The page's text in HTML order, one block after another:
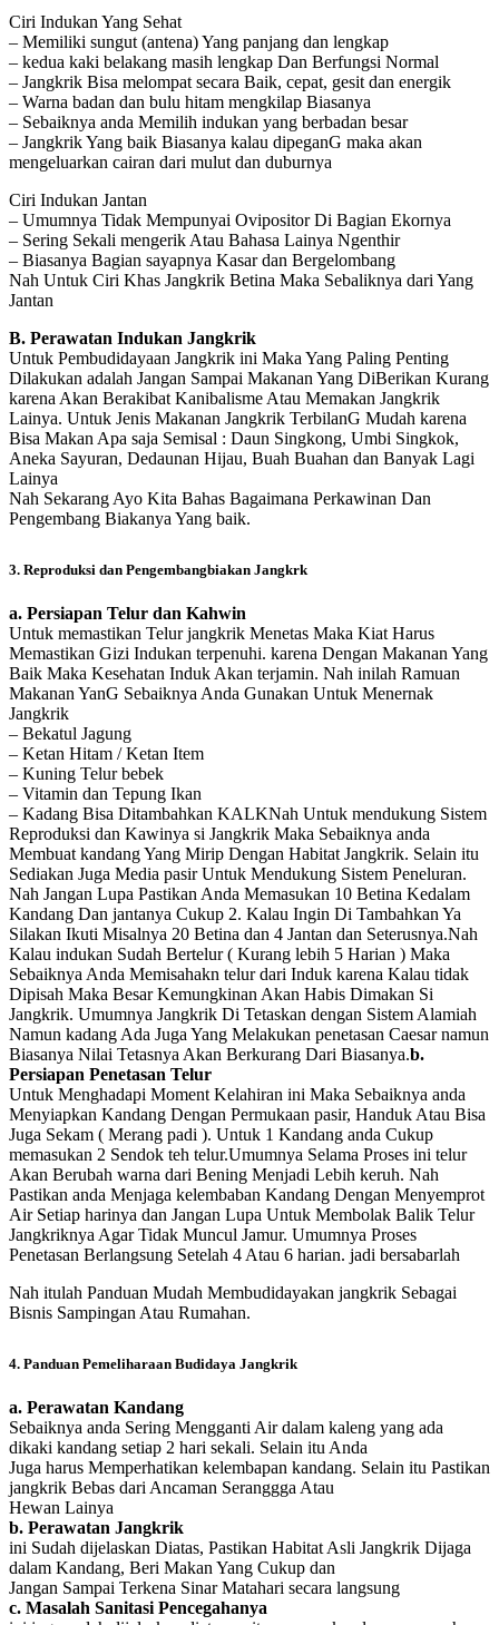
Ciri Indukan Yang Sehat
– Memiliki sungut (antena) Yang panjang dan lengkap
– kedua kaki belakang masih lengkap Dan Berfungsi Normal
– Jangkrik Bisa melompat secara Baik, cepat, gesit dan energik
– Warna badan dan bulu hitam mengkilap Biasanya
– Sebaiknya anda Memilih indukan yang berbadan besar
– Jangkrik Yang baik Biasanya kalau dipeganG maka akan
mengeluarkan cairan dari mulut dan duburnya
Ciri Indukan Jantan
– Umumnya Tidak Mempunyai Ovipositor Di Bagian Ekornya
– Sering Sekali mengerik Atau Bahasa Lainya Ngenthir
– Biasanya Bagian sayapnya Kasar dan Bergelombang
Nah Untuk Ciri Khas Jangkrik Betina Maka Sebaliknya dari Yang
Jantan
B. Perawatan Indukan Jangkrik
Untuk Pembudidayaan Jangkrik ini Maka Yang Paling Penting
Dilakukan adalah Jangan Sampai Makanan Yang DiBerikan Kurang
karena Akan Berakibat Kanibalisme Atau Memakan Jangkrik
Lainya. Untuk Jenis Makanan Jangkrik TerbilanG Mudah karena
Bisa Makan Apa saja Semisal : Daun Singkong, Umbi Singkok,
Aneka Sayuran, Dedaunan Hijau, Buah Buahan dan Banyak Lagi
Lainya
Nah Sekarang Ayo Kita Bahas Bagaimana Perkawinan Dan
Pengembang Biakanya Yang baik.
3. Reproduksi dan Pengembangbiakan Jangkrk
a. Persiapan Telur dan Kahwin
Untuk memastikan Telur jangkrik Menetas Maka Kiat Harus
Memastikan Gizi Indukan terpenuhi. karena Dengan Makanan Yang
Baik Maka Kesehatan Induk Akan terjamin. Nah inilah Ramuan
Makanan YanG Sebaiknya Anda Gunakan Untuk Menernak
Jangkrik
– Bekatul Jagung
– Ketan Hitam / Ketan Item
– Kuning Telur bebek
– Vitamin dan Tepung Ikan
– Kadang Bisa Ditambahkan KALKNah Untuk mendukung Sistem
Reproduksi dan Kawinya si Jangkrik Maka Sebaiknya anda
Membuat kandang Yang Mirip Dengan Habitat Jangkrik. Selain itu
Sediakan Juga Media pasir Untuk Mendukung Sistem Peneluran.
Nah Jangan Lupa Pastikan Anda Memasukan 10 Betina Kedalam
Kandang Dan jantanya Cukup 2. Kalau Ingin Di Tambahkan Ya
Silakan Ikuti Misalnya 20 Betina dan 4 Jantan dan Seterusnya.Nah
Kalau indukan Sudah Bertelur ( Kurang lebih 5 Harian ) Maka
Sebaiknya Anda Memisahakn telur dari Induk karena Kalau tidak
Dipisah Maka Besar Kemungkinan Akan Habis Dimakan Si
Jangkrik. Umumnya Jangkrik Di Tetaskan dengan Sistem Alamiah
Namun kadang Ada Juga Yang Melakukan penetasan Caesar namun
Biasanya Nilai Tetasnya Akan Berkurang Dari Biasanya.b.
Persiapan Penetasan Telur
Untuk Menghadapi Moment Kelahiran ini Maka Sebaiknya anda
Menyiapkan Kandang Dengan Permukaan pasir, Handuk Atau Bisa
Juga Sekam ( Merang padi ). Untuk 1 Kandang anda Cukup
memasukan 2 Sendok teh telur.Umumnya Selama Proses ini telur
Akan Berubah warna dari Bening Menjadi Lebih keruh. Nah
Pastikan anda Menjaga kelembaban Kandang Dengan Menyemprot
Air Setiap harinya dan Jangan Lupa Untuk Membolak Balik Telur
Jangkriknya Agar Tidak Muncul Jamur. Umumnya Proses
Penetasan Berlangsung Setelah 4 Atau 6 harian. jadi bersabarlah
Nah itulah Panduan Mudah Membudidayakan jangkrik Sebagai
Bisnis Sampingan Atau Rumahan.
4. Panduan Pemeliharaan Budidaya Jangkrik
a. Perawatan Kandang
Sebaiknya anda Sering Mengganti Air dalam kaleng yang ada
dikaki kandang setiap 2 hari sekali. Selain itu Anda
Juga harus Memperhatikan kelembapan kandang. Selain itu Pastikan
jangkrik Bebas dari Ancaman Seranggga Atau
Hewan Lainya
b. Perawatan Jangkrik
ini Sudah dijelaskan Diatas, Pastikan Habitat Asli Jangkrik Dijaga
dalam Kandang, Beri Makan Yang Cukup dan
Jangan Sampai Terkena Sinar Matahari secara langsung
c. Masalah Sanitasi Pencegahanya